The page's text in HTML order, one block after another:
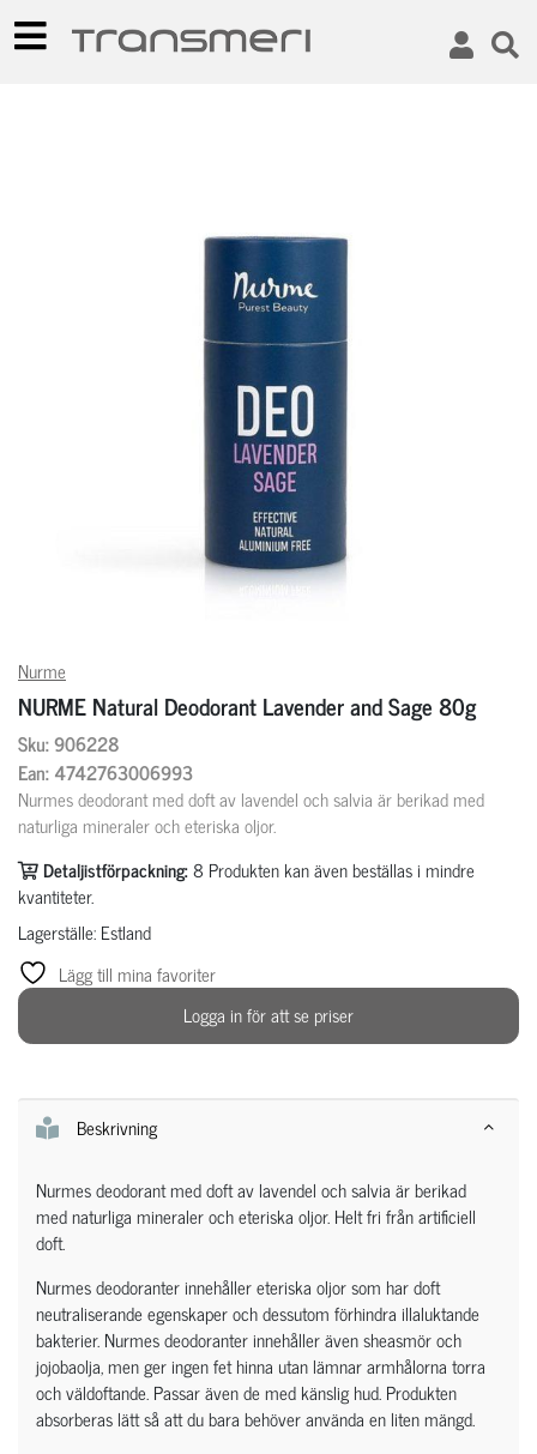
Nurme
NURME Natural Deodorant Lavender and Sage 80g
Sku: 906228
Ean: 4742763006993
Nurmes deodorant med doft av lavendel och salvia är berikad med
naturliga mineraler och eteriska oljor.
Detaljistförpackning:8 Produkten kan även beställas i mindre
kvantiteter.
Lagerställe: Estland
Lägg till mina favoriter
Logga in för att se priser
Beskrivning
Nurmes deodorant med doft av lavendel och salvia är berikad
med naturliga mineraler och eteriska oljor. Helt fri från artificiell
doft.
Nurmes deodoranter innehåller eteriska oljor som har doft
neutraliserande egenskaper och dessutom förhindra illaluktande
bakterier. Nurmes deodoranter innehåller även sheasmör och
jojobaolja, men ger ingen fet hinna utan lämnar armhålorna torra
och väldoftande. Passar även de med känslig hud. Produkten
absorberas lätt så att du bara behöver använda en liten mängd.